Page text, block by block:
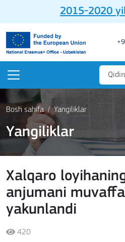
2015-2020
Bosh sahifa Yangiliklar
Yangiliklar
Xalqaro
anjumani
yakunlandi
420